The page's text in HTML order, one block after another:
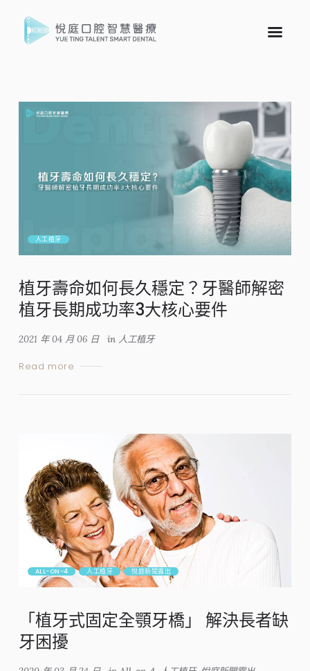
人工植牙
植牙壽命如何長久穩定？牙醫師解密
植牙長期成功率3大核心要件
2021 年 04 月 06 日 in 人工植牙
Read more
ALL-ON-4 人工植牙 悅庭新聞露出
「植牙式固定全顎牙橋」 解決長者缺
牙困擾